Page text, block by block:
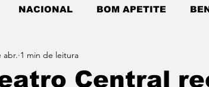
NACIONAL BOM APETITE
Central
abr. 1 min de leitura